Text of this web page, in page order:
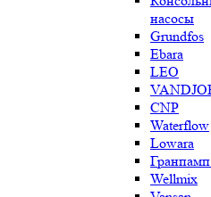
насосы
Grundfos
Ebara
LEO
CNP
Waterflow
Lowara
Wellmix